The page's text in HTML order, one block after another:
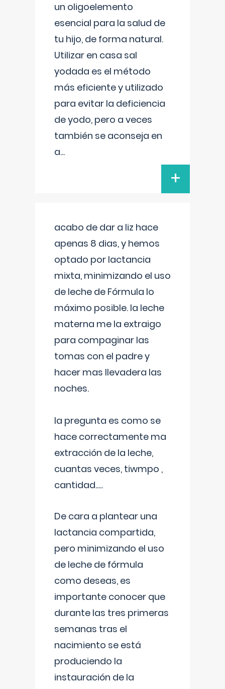
un oligoelemento
esencial para la salud de
tu hijo, de forma natural.
Utilizar en casa sal
yodada es el método
más eficiente y utilizado
para evitar la deficiencia
de yodo, pero a veces
también se aconseja en
a...
+
acabo de dar a liz hace
apenas 8 dias, y hemos
optado por lactancia
mixta, minimizando el uso
de leche de Fórmula lo
máximo posible. la leche
materna me la extraigo
para compaginar las
tomas con el padre y
hacer mas llevadera las
noches.
la pregunta es como se
hace correctamente ma
extracción de la leche,
cuantas veces, tiwmpo ,
cantidad.....
De cara a plantear una
lactancia compartida,
pero minimizando el uso
de leche de fórmula
como deseas, es
importante conocer que
durante las tres primeras
semanas tras el
nacimiento se está
produciendo la
instauración de la